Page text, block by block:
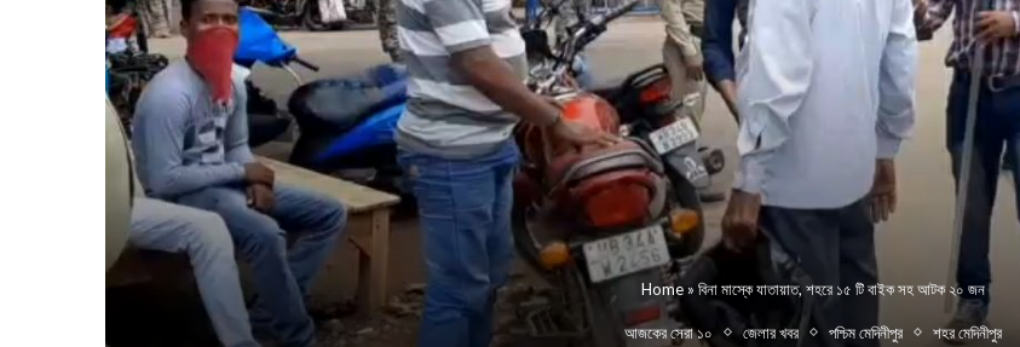
Home » বিনা মাস্কে যাতায়াত, শহরে ১৫ টি বাইক সহ আটক ২০ জন
আজকের সেরা ১০ জেলার খবর পশ্চিম মেদিনীপুর শহর মেদিনীপুর